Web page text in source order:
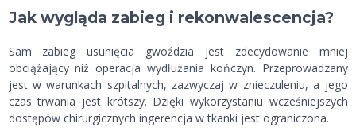
Jak wygląda zabieg i rekonwalescencja?
Sam zabieg usunięcia gwoździa jest zdecydowanie mniej
obciążający niż operacja wydłużania kończyn. Przeprowadzany
jest w warunkach szpitalnych, zazwyczaj w znieczuleniu, a jego
czas trwania jest krótszy. Dzięki wykorzystaniu wcześniejszych
dostępów chirurgicznych ingerencja w tkanki jest ograniczona.